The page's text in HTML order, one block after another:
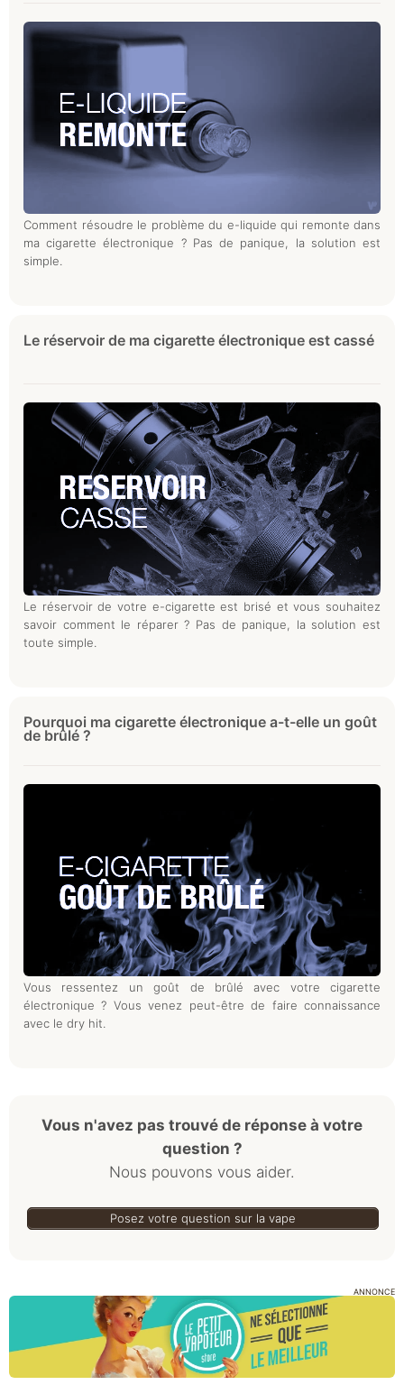
Comment résoudre le problème du e-liquide qui remonte dans
ma cigarette électronique ? Pas de panique, la solution est
simple.
Le réservoir de ma cigarette électronique est cassé
Le réservoir de votre e-cigarette est brisé et vous souhaitez
savoir comment le réparer ? Pas de panique, la solution est
toute simple.
Pourquoi ma cigarette électronique a-t-elle un goût
de brûlé ?
Vous ressentez un goût de brûlé avec votre cigarette
électronique ? Vous venez peut-être de faire connaissance
avec le dry hit.
Vous n'avez pas trouvé de réponse à votre
question ?
Nous pouvons vous aider.
Posez votre question sur la vape
ANNONCE